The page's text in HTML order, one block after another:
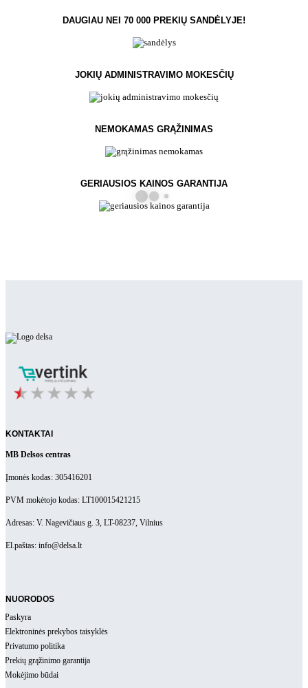
DAUGIAU NEI 70 000 PREKIŲ SANDĖLYJE!
JOKIŲ ADMINISTRAVIMO MOKESČIŲ
NEMOKAMAS GRĄŽINIMAS
GERIAUSIOS KAINOS GARANTIJA
KONTAKTAI
MB Delsos centras
Įmonės kodas: 305416201
PVM mokėtojo kodas: LT100015421215
Adresas: V. Nagevičiaus g. 3, LT-08237, Vilnius
El.paštas: info@delsa.lt
NUORODOS
Paskyra
Elektroninės prekybos taisyklės
Privatumo politika
Prekių grąžinimo garantija
Mokėjimo būdai